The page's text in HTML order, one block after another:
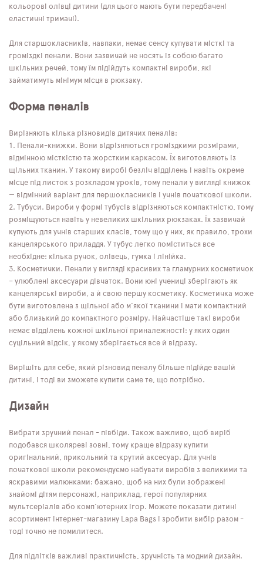
кольорові олівці дитини (для цього мають бути передбачені
еластичні тримачі).
Для старшокласників, навпаки, немає сенсу купувати місткі та
громіздкі пенали. Вони зазвичай не носять із собою багато
шкільних речей, тому їм підійдуть компактні вироби, які
займатимуть мінімум місця в рюкзаку.
Форма пеналів
Вирізняють кілька різновидів дитячих пеналів:
Пенали-книжки. Вони відрізняються громіздкими розмірами,
відмінною місткістю та жорстким каркасом. Їх виготовляють із
щільних тканин. У такому виробі безліч відділень і навіть окреме
місце під листок з розкладом уроків, тому пенали у вигляді книжок
— відмінний варіант для першокласників і учнів початкової школи.
Тубуси. Вироби у формі тубусів відрізняються компактністю, тому
розміщуються навіть у невеликих шкільних рюкзаках. Їх зазвичай
купують для учнів старших класів, тому що у них, як правило, трохи
канцелярського приладдя. У тубус легко поміститься все
необхідне: кілька ручок, олівець, гумка і лінійка.
Косметички. Пенали у вигляді красивих та гламурних косметичок
– улюблені аксесуари дівчаток. Вони юні учениці зберігають як
канцелярські вироби, а й свою першу косметику. Косметичка може
бути виготовлена ​​з щільної або м'якої тканини і мати компактний
або близький до компактного розміру. Найчастіше такі вироби
немає відділень кожної шкільної приналежності: у яких один
суцільний відсік, у якому зберігається все й відразу.
Вирішіть для себе, який різновид пеналу більше підійде вашій
дитині, і тоді ви зможете купити саме те, що потрібно.
Дизайн
Вибрати зручний пенал - півбіди. Також важливо, щоб виріб
подобався школяреві зовні, тому краще відразу купити
оригінальний, прикольний та крутий аксесуар. Для учнів
початкової школи рекомендуємо набувати виробів з великими та
яскравими малюнками: бажано, щоб на них були зображені
знайомі дітям персонажі, наприклад, герої популярних
мультсеріалів або комп'ютерних ігор. Можете показати дитині
асортимент інтернет-магазину Lapa Bags і зробити вибір разом -
тоді точно не помилитеся.
Для підлітків важливі практичність, зручність та модний дизайн.